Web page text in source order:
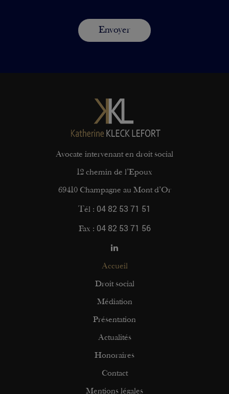
Avocate intervenant en droit social
12 chemin de l’Epoux
69410 Champagne au Mont d’Or
Tél : 04 82 53 71 51
Fax : 04 82 53 71 56
Accueil
Droit social
Médiation
Présentation
Actualités
Honoraires
Contact
Mentions légales